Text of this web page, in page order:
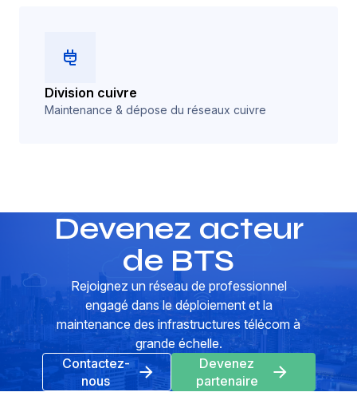
Division cuivre
Maintenance & dépose du réseaux cuivre
Devenez acteur
de BTS
Rejoignez un réseau de professionnel
engagé dans le déploiement et la
maintenance des infrastructures télécom à
grande échelle.
Contactez-
nous
Devenez
partenaire